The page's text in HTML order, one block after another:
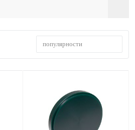
популярности